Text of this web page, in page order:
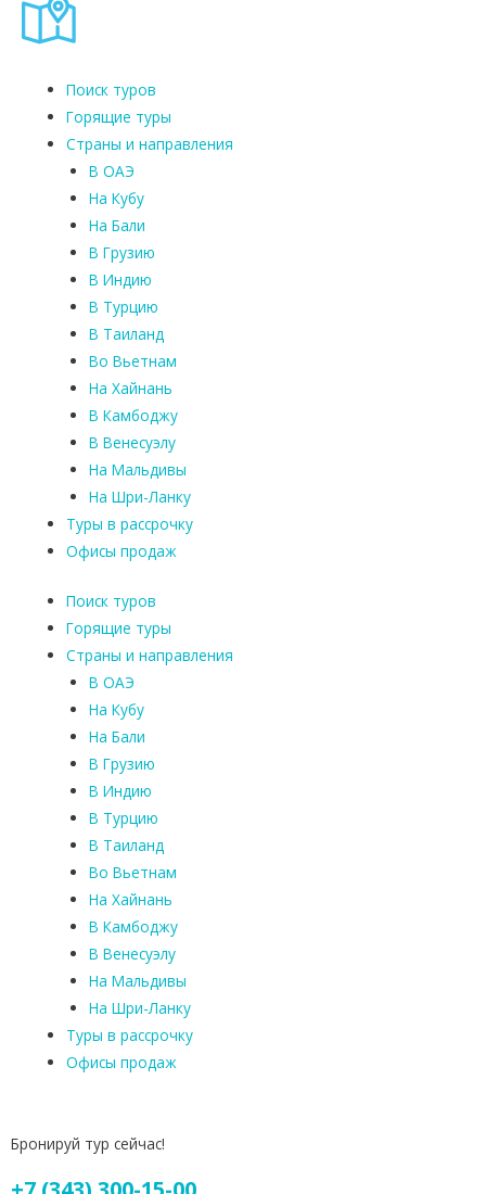
Поиск туров
Горящие туры
Страны и направления
В ОАЭ
На Кубу
На Бали
В Грузию
В Индию
В Турцию
В Таиланд
Во Вьетнам
На Хайнань
В Камбоджу
В Венесуэлу
На Мальдивы
На Шри-Ланку
Туры в рассрочку
Офисы продаж
Поиск туров
Горящие туры
Страны и направления
В ОАЭ
На Кубу
На Бали
В Грузию
В Индию
В Турцию
В Таиланд
Во Вьетнам
На Хайнань
В Камбоджу
В Венесуэлу
На Мальдивы
На Шри-Ланку
Туры в рассрочку
Офисы продаж
Бронируй тур сейчас!